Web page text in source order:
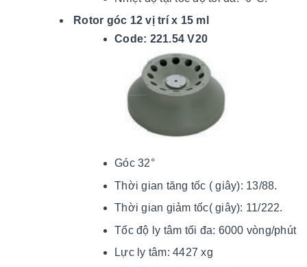
Rotor góc 12 vị trí x 15 ml
Code: 221.54 V20
Góc 32°
Thời gian tăng tốc ( giây): 13/88.
Thời gian giảm tốc( giây): 11/222.
Tốc độ ly tâm tối đa: 6000 vòng/phút
Lực ly tâm: 4427 xg